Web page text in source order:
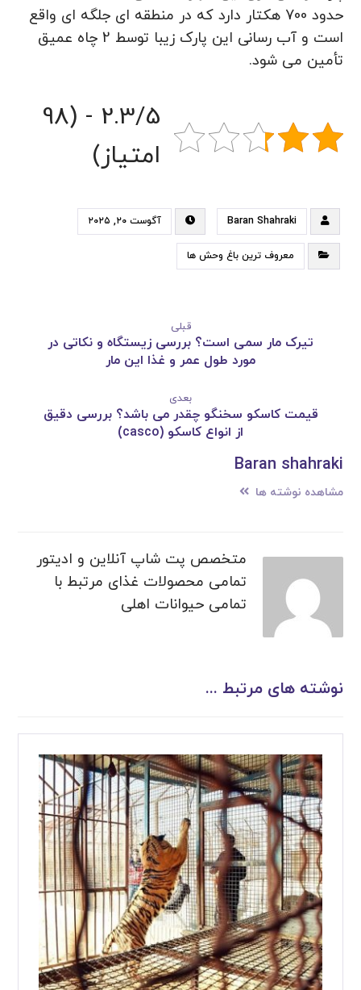
حدود 700 هکتار دارد که در منطقه ای جلگه ای واقع
است و آب رسانی این پارک زیبا توسط 2 چاه عمیق
تأمین می شود.
2.3/5 - (98
امتیاز)
Baran Shahraki آگوست ۲۰, ۲۰۲۵
معروف ترین باغ وحش ها
قبلی
تیرک مار سمی است؟ بررسی زیستگاه و نکاتی در
مورد طول عمر و غذا این مار
بعدی
قیمت کاسکو سخنگو چقدر می باشد؟ بررسی دقیق
از انواع کاسکو (casco)
Baran shahraki
مشاهده نوشته ها
متخصص پت شاپ آنلاین و ادیتور
تمامی محصولات غذای مرتبط با
تمامی حیوانات اهلی
نوشته های مرتبط ...